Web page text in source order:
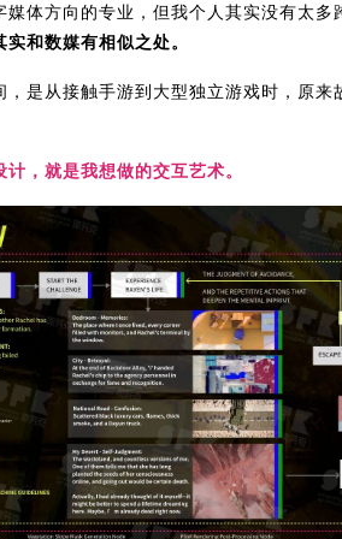
媒体方向的专业，但我个人其实没有太多
和数媒有相似之处。
，是从接触手游到大型独立游戏时，原
计，就是我想做的交互艺术。